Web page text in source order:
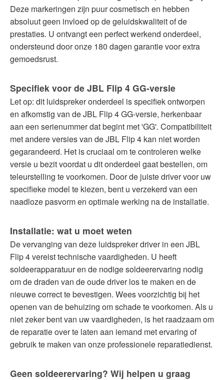
Deze markeringen zijn puur cosmetisch en hebben
absoluut geen invloed op de geluidskwaliteit of de
prestaties. U ontvangt een perfect werkend onderdeel,
ondersteund door onze 180 dagen garantie voor extra
gemoedsrust.
Specifiek voor de JBL Flip 4 GG-versie
Let op: dit luidspreker onderdeel is specifiek ontworpen
en afkomstig van de JBL Flip 4 GG-versie, herkenbaar
aan een serienummer dat begint met 'GG'. Compatibiliteit
met andere versies van de JBL Flip 4 kan niet worden
gegarandeerd. Het is cruciaal om te controleren welke
versie u bezit voordat u dit onderdeel gaat bestellen, om
teleurstelling te voorkomen. Door de juiste driver voor uw
specifieke model te kiezen, bent u verzekerd van een
naadloze pasvorm en optimale werking na de installatie.
Installatie: wat u moet weten
De vervanging van deze luidspreker driver in een JBL
Flip 4 vereist technische vaardigheden. U heeft
soldeerapparatuur en de nodige soldeerervaring nodig
om de draden van de oude driver los te maken en de
nieuwe correct te bevestigen. Wees voorzichtig bij het
openen van de behuizing om schade te voorkomen. Als u
niet zeker bent van uw vaardigheden, is het raadzaam om
de reparatie over te laten aan iemand met ervaring of
gebruik te maken van onze professionele reparatiedienst.
Geen soldeerervaring? Wij helpen u graag